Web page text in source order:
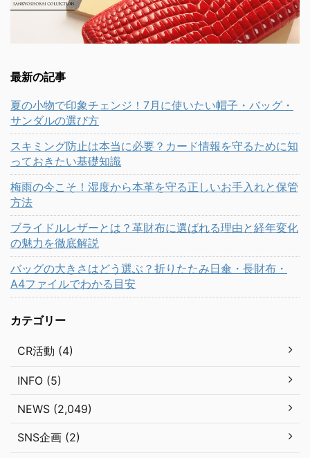
最新の記事
夏の小物で印象チェンジ！7月に使いたい帽子・バッグ・
サンダルの選び方
スキミング防止は本当に必要？カード情報を守るために知
っておきたい基礎知識
梅雨の今こそ！湿度から本革を守る正しいお手入れと保管
方法
ブライドルレザーとは？革財布に選ばれる理由と経年変化
の魅力を徹底解説
バッグの大きさはどう選ぶ？折りたたみ日傘・長財布・
A4ファイルでわかる目安
カテゴリー
CR活動 (4)
INFO (5)
NEWS (2,049)
SNS企画 (2)